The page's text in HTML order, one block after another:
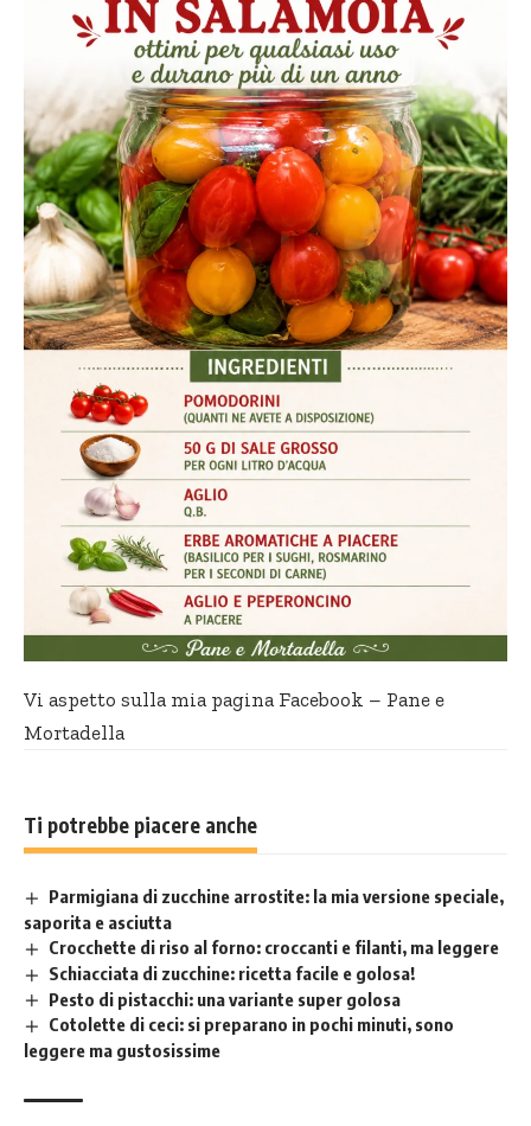
Vi aspetto sulla mia pagina Facebook – Pane e
Mortadella
Ti potrebbe piacere anche
Parmigiana di zucchine arrostite: la mia versione speciale,
saporita e asciutta
Crocchette di riso al forno: croccanti e filanti, ma leggere
Schiacciata di zucchine: ricetta facile e golosa!
Pesto di pistacchi: una variante super golosa
Cotolette di ceci: si preparano in pochi minuti, sono
leggere ma gustosissime